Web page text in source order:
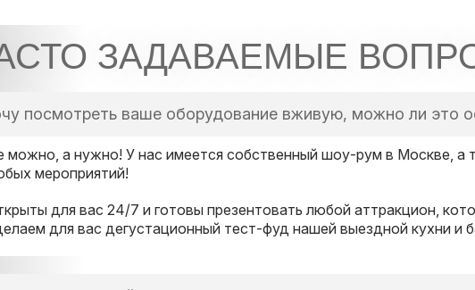
ЗАДАВАЕМЫЕ
посмотреть ваше оборудование вживую, можно ли это
можно, а нужно! У нас имеется собственный шоу-рум в Москве, а
мероприятий!
для вас 24/7 и готовы презентовать любой аттракцион,
для вас дегустационный тест-фуд нашей выездной кухни и